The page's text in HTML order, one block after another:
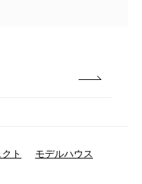
ト モデルハウス